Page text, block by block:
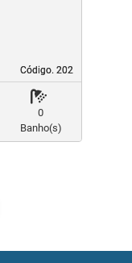
Código. 202
Código. 202
0
Banho(s)